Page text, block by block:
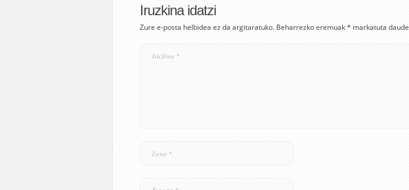
Iruzkina idatzi
Zure e-posta helbidea ez da argitaratuko. Beharrezko eremuak* markatuta daude